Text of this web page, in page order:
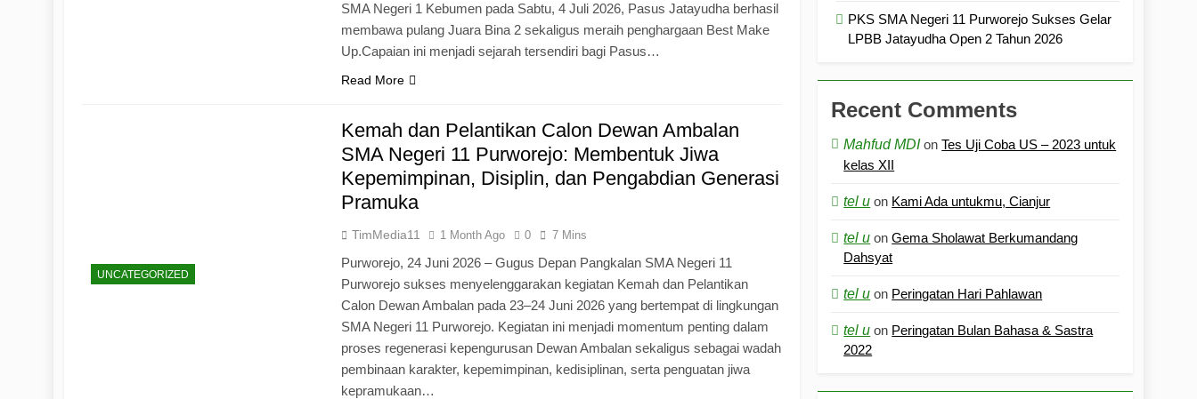
SMA Negeri 1 Kebumen pada Sabtu, 4 Juli 2026, Pasus Jatayudha berhasil
membawa pulang Juara Bina 2 sekaligus meraih penghargaan Best Make
Up.Capaian ini menjadi sejarah tersendiri bagi Pasus…
Read More
UNCATEGORIZED
Kemah dan Pelantikan Calon Dewan Ambalan
SMA Negeri 11 Purworejo: Membentuk Jiwa
Kepemimpinan, Disiplin, dan Pengabdian Generasi
Pramuka
TimMedia11 1 Month Ago 0 7 Mins
Purworejo, 24 Juni 2026 – Gugus Depan Pangkalan SMA Negeri 11
Purworejo sukses menyelenggarakan kegiatan Kemah dan Pelantikan
Calon Dewan Ambalan pada 23–24 Juni 2026 yang bertempat di lingkungan
SMA Negeri 11 Purworejo. Kegiatan ini menjadi momentum penting dalam
proses regenerasi kepengurusan Dewan Ambalan sekaligus sebagai wadah
pembinaan karakter, kepemimpinan, kedisiplinan, serta penguatan jiwa
kepramukaan…
PKS SMA Negeri 11 Purworejo Sukses Gelar
LPBB Jatayudha Open 2 Tahun 2026
Recent Comments
Mahfud MDIonTes Uji Coba US – 2023 untuk
kelas XII
tel u on Kami Ada untukmu, Cianjur
tel u onGema Sholawat Berkumandang
Dahsyat
tel u on Peringatan Hari Pahlawan
tel u on Peringatan Bulan Bahasa & Sastra
2022